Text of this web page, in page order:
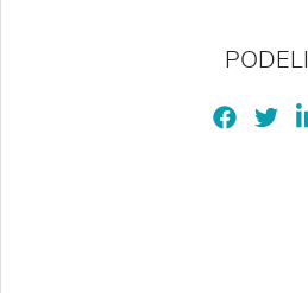
PODELI